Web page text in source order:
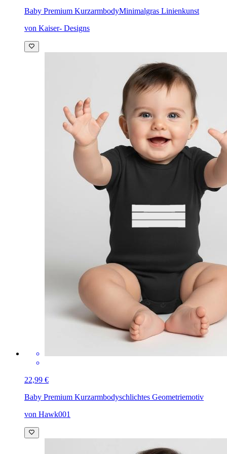
Baby Premium KurzarmbodyMinimalgras Linienkunst
von Kaiser- Designs
22,99 €
Baby Premium Kurzarmbodyschlichtes Geometriemotiv
von Hawk001